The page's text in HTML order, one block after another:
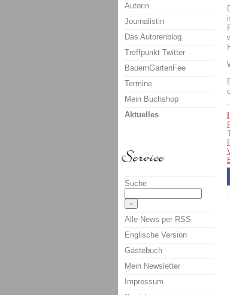
Autorin
Journalistin
Das Autorenblog
Treffpunkt Twitter
BauernGartenFee
Termine
Mein Buchshop
Aktuelles
Suche
Alle News per RSS
Englische Version
Gästebuch
Mein Newsletter
Impressum